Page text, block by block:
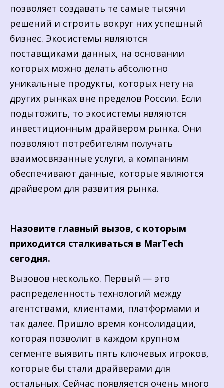
позволяет создавать те самые тысячи
решений и строить вокруг них успешный
бизнес. Экосистемы являются
поставщиками данных, на основании
которых можно делать абсолютно
уникальные продукты, которых нету на
других рынках вне пределов России. Если
подытожить, то экосистемы являются
инвестиционным драйвером рынка. Они
позволяют потребителям получать
взаимосвязанные услуги, а компаниям
обеспечивают данные, которые являются
драйвером для развития рынка.
Назовите главный вызов, с которым
приходится сталкиваться в MarTech
сегодня.
Вызовов несколько. Первый — это
распределенность технологий между
агентствами, клиентами, платформами и
так далее. Пришло время консолидации,
которая позволит в каждом крупном
сегменте выявить пять ключевых игроков,
которые бы стали драйверами для
остальных. Сейчас появляется очень много